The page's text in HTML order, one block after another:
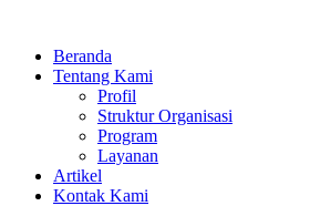
kontenBeranda
Tentang Kami
Profil
Struktur Organisasi
Program
Layanan
Artikel
Kontak Kami